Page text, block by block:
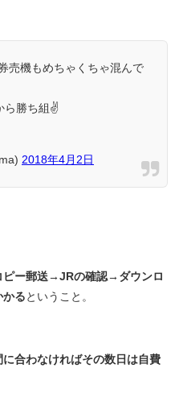
売機もめちゃくちゃ混んで
ら勝ち組✌
2018年4月2日
ピー郵送→JRの確認→ダウンロ
かる ということ。
合わなければその数日は自費